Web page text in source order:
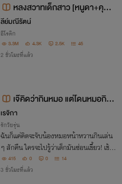
หลงสวาทเด็กสาว [หนูดา+คุณปู่
+คุณพ่อ] NC25++
ลีย์มณีรัตน์
อีโรติก
3.3M 4.3K 2.5K 45
2 ชั่วโมงที่แล้ว
เจ๊คิดว่ากินหมอ แต่โดนหมอกินก
ลับ
เรจิกา
รักวัยรุ่น
ฉันก็แค่คิดจะจับน้องหมอหน้าหวานกินเล่น
ๆ สักคืน ใครจะไปรู้ว่าเด็กมันซ่อนเขี้ยว! เช้าม
าคนที่ขาอ่อนกลับเป็นฉัน แถมยังตามมาทว
งให้รับผิดชอบถึงหน้าคณะอีกต่างหาก!
415 0 0 14
3 ชั่วโมงที่แล้ว